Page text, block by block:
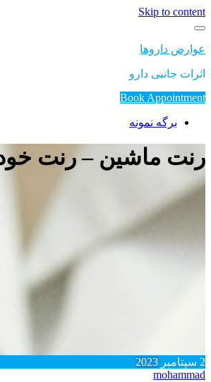
Skip to content
عوارض داروها
اثرات جانبی دارو
Book Appointment
برگه نمونه
رنت ماشین – رنت
2 سپتامبر 2023
mohammad